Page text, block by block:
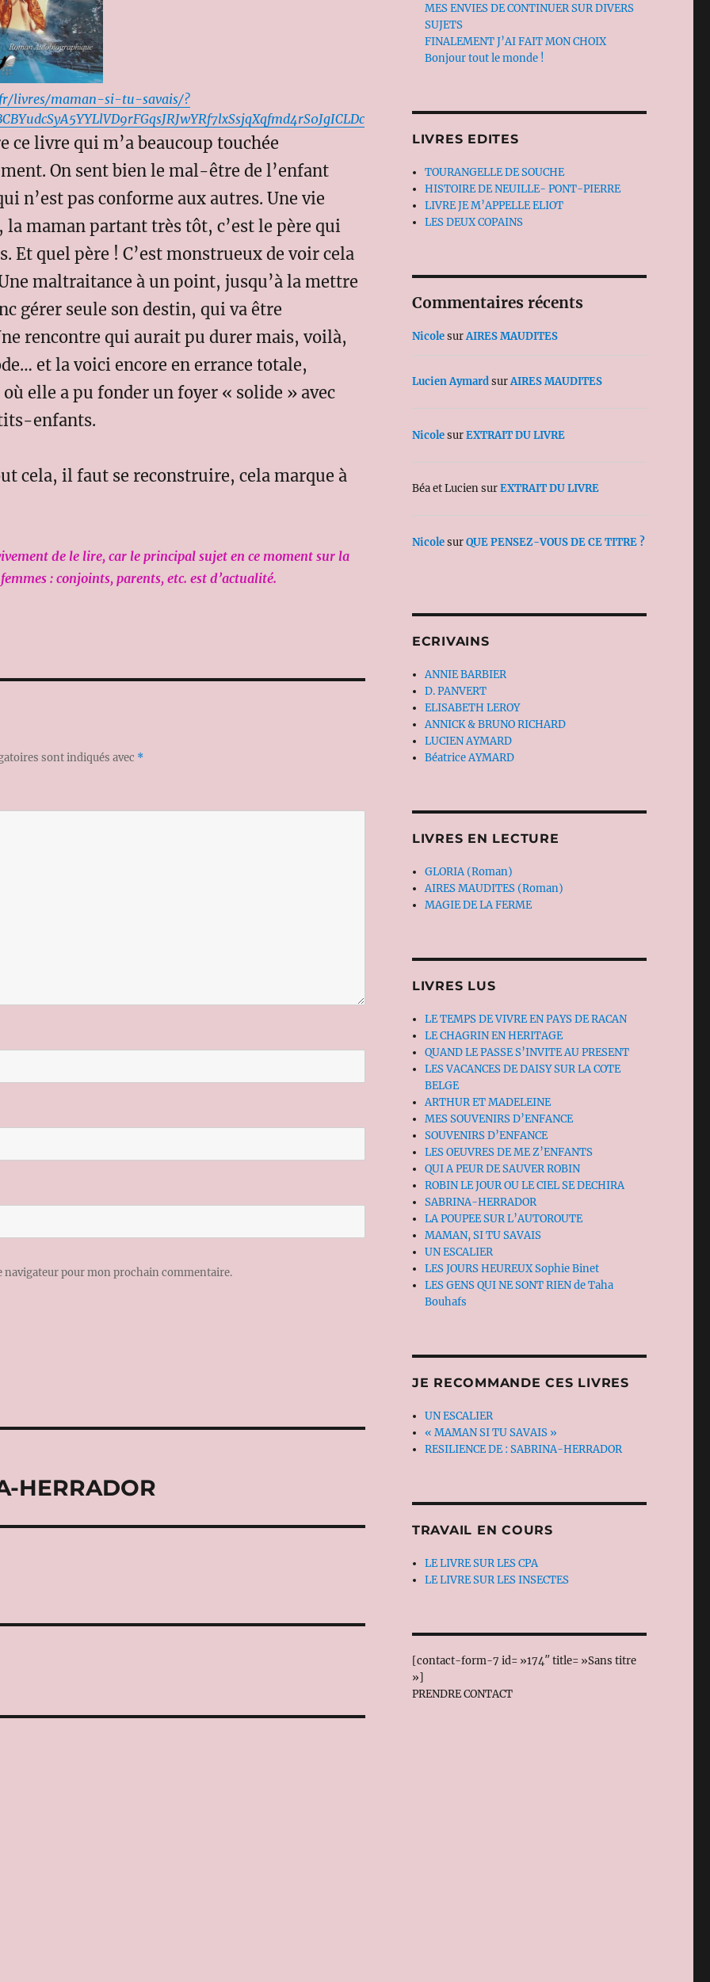
livres/maman-si-tu-savais/?
ce livre qui m’a beaucoup touchée
On sent bien le mal-être de l’enfant
n’est pas conforme aux autres. Une vie
la maman partant très tôt, c’est le père qui
Et quel père ! C’est monstrueux de voir cela
maltraitance à un point, jusqu’à la mettre
gérer seule son destin, qui va être
rencontre qui aurait pu durer mais, voilà,
et la voici encore en errance totale,
elle a pu fonder un foyer « solide » avec
enfants.
cela, il faut se reconstruire, cela marque à
de le lire, car le principal sujet en ce moment sur la
: conjoints, parents, etc. est d’actualité.
sont indiqués avec *
pour mon prochain commentaire.
HERRADOR
MES ENVIES DE CONTINUER SUR DIVERS
SUJETS
FINALEMENT J’AI FAIT MON CHOIX
Bonjour tout le monde !
LIVRES EDITES
TOURANGELLE DE SOUCHE
HISTOIRE DE NEUILLE- PONT-PIERRE
LIVRE JE M’APPELLE ELIOT
LES DEUX COPAINS
Commentaires récents
NicolesurAIRES MAUDITES
Lucien AymardsurAIRES MAUDITES
NicolesurEXTRAIT DU LIVRE
Béa et LuciensurEXTRAIT DU LIVRE
NicolesurQUE PENSEZ-VOUS DE CE TITRE ?
ECRIVAINS
ANNIE BARBIER
D. PANVERT
ELISABETH LEROY
ANNICK & BRUNO RICHARD
LUCIEN AYMARD
Béatrice AYMARD
LIVRES EN LECTURE
GLORIA (Roman)
AIRES MAUDITES (Roman)
MAGIE DE LA FERME
LIVRES LUS
LE TEMPS DE VIVRE EN PAYS DE RACAN
LE CHAGRIN EN HERITAGE
QUAND LE PASSE S’INVITE AU PRESENT
LES VACANCES DE DAISY SUR LA COTE
BELGE
ARTHUR ET MADELEINE
MES SOUVENIRS D’ENFANCE
SOUVENIRS D’ENFANCE
LES OEUVRES DE ME Z’ENFANTS
QUI A PEUR DE SAUVER ROBIN
ROBIN LE JOUR OU LE CIEL SE DECHIRA
SABRINA-HERRADOR
LA POUPEE SUR L’AUTOROUTE
MAMAN, SI TU SAVAIS
UN ESCALIER
LES JOURS HEUREUX Sophie Binet
LES GENS QUI NE SONT RIEN de Taha
Bouhafs
JE RECOMMANDE CES LIVRES
UN ESCALIER
« MAMAN SI TU SAVAIS »
RESILIENCE DE : SABRINA-HERRADOR
TRAVAIL EN COURS
LE LIVRE SUR LES CPA
LE LIVRE SUR LES INSECTES
[contact-form-7 id= »174″ title= »Sans titre
»]
PRENDRE CONTACT